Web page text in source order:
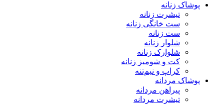
پوشاک زنانه
تیشرت زنانه
ست خانگی زنانه
ست زنانه
شلوار زنانه
شلوارک زنانه
کت و شومیز زنانه
کراپ و نیم‌تنه
پوشاک مردانه
پیراهن مردانه
تیشرت مردانه